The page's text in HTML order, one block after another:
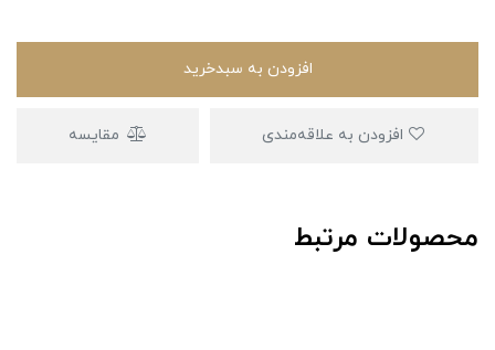
افزودن به سبدخرید
مقایسه
محصولات مرتبط